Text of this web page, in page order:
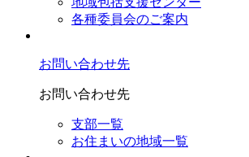
各種委員会のご案内
お問い合わせ先
お問い合わせ先
支部一覧
お住まいの地域一覧